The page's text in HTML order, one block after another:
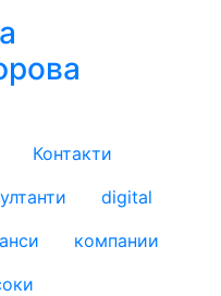
Контакти
digital
компании